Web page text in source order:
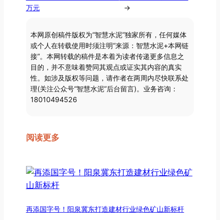
万元
→
本网原创稿件版权为“智慧水泥”独家所有，任何媒体
或个人在转载使用时须注明“来源：智慧水泥+本网链
接”。本网转载的稿件是本着为读者传递更多信息之
目的，并不意味着赞同其观点或证实其内容的真实
性。如涉及版权等问题，请作者在两周内尽快联系处
理(关注公众号“智慧水泥”后台留言)。业务咨询：
18010494526
阅读更多
再添国字号！阳泉冀东打造建材行业绿色矿山新标杆